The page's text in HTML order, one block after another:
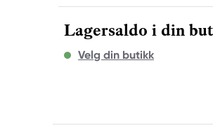
Lagersaldo i din
Velg din butikk